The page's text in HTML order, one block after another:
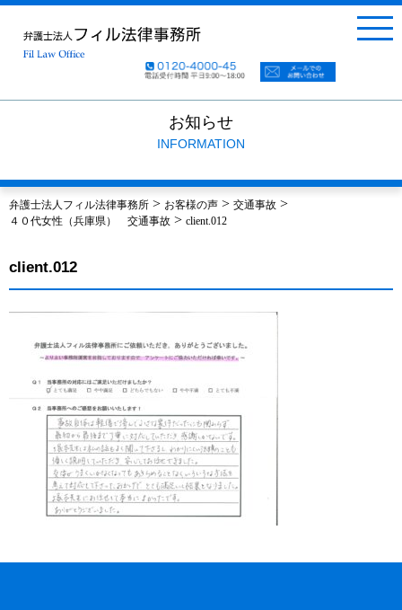
お知らせ
INFORMATION
弁護士法人フィル法律事務所 > お客様の声 > 交通事故 >
４０代女性（兵庫県） 交通事故 > client.012
client.012